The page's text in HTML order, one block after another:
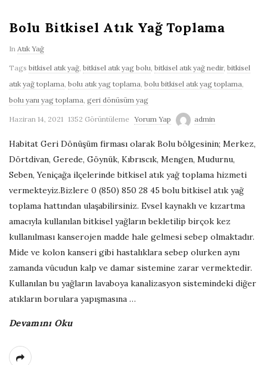
t
a
t
G
e
r
i
D
ö
n
ü
ş
Bolu Bitkisel Atık Yağ Toplama
In Atık Yağ
Tags bitkisel atık yağ, bitkisel atık yag bolu, bitkisel atık yağ nedir, bitkisel
atık yağ toplama, bolu atık yag toplama, bolu bitkisel atık yag toplama,
bolu yanı yag toplama, geri dönüsüm yag
Haziran 14, 2021 1352 Görüntüleme Yorum Yap admin
Habitat Geri Dönüşüm firması olarak Bolu bölgesinin; Merkez,
Dörtdivan, Gerede, Göynük, Kıbrıscık, Mengen, Mudurnu,
Seben, Yeniçağa ilçelerinde bitkisel atık yağ toplama hizmeti
vermekteyiz.Bizlere 0 (850) 850 28 45 bolu bitkisel atık yağ
toplama hattından ulaşabilirsiniz. Evsel kaynaklı ve kızartma
amacıyla kullanılan bitkisel yağların bekletilip birçok kez
kullanılması kanserojen madde hale gelmesi sebep olmaktadır.
Mide ve kolon kanseri gibi hastalıklara sebep olurken aynı
zamanda vücudun kalp ve damar sistemine zarar vermektedir.
Kullanılan bu yağların lavaboya kanalizasyon sistemindeki diğer
atıkların borulara yapışmasına …
Devamını Oku